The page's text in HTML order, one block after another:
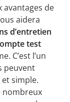
de
aidera
d’entretien
test
C’est l’un
peuvent
simple.
nombreux